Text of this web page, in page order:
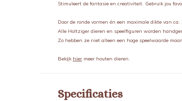
Stimuleert de fantasie en creativiteit. Gebruik jou
Door de ronde vormen én een maximale dikte van
Alle Holtziger dieren en speelfiguren worden
Zo hebben ze niet alleen een hoge speelwaarde
Bekijk hier meer houten dieren.
Specificaties